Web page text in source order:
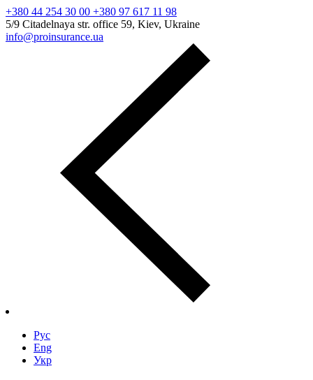
+380 44 254 30 00 +380 97 617 11 98
5/9 Citadelnaya str. office 59, Kiev, Ukraine
info@proinsurance.ua
Рус
Eng
Укр